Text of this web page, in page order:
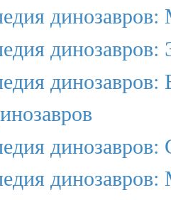
динозавров:
динозавров:
динозавров:
динозавров:
динозавров: